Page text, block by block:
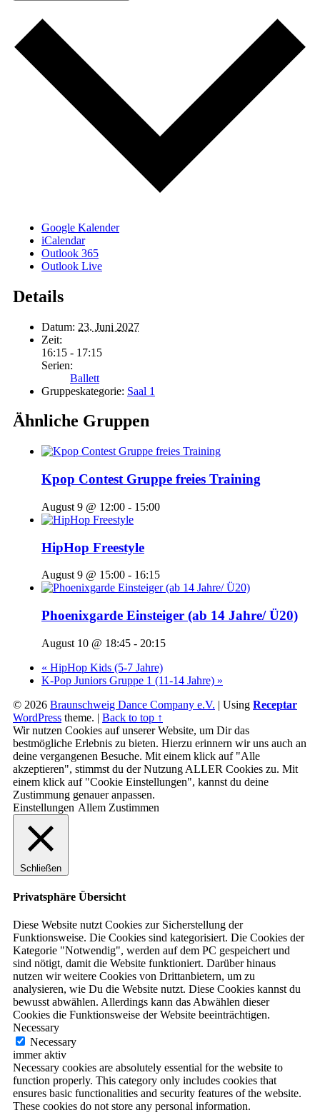
Google Kalender
iCalendar
Outlook 365
Outlook Live
Details
Datum: 23. Juni 2027
Zeit:
16:15 - 17:15
Serien:
Ballett
Gruppeskategorie: Saal 1
Ähnliche Gruppen
Kpop Contest Gruppe freies Training
August 9 @ 12:00 - 15:00
HipHop Freestyle
August 9 @ 15:00 - 16:15
Phoenixgarde Einsteiger (ab 14 Jahre/ Ü20)
August 10 @ 18:45 - 20:15
« HipHop Kids (5-7 Jahre)
K-Pop Juniors Gruppe 1 (11-14 Jahre) »
© 2026 Braunschweig Dance Company e.V. | Using Receptar
WordPress theme. | Back to top ↑
Wir nutzen Cookies auf unserer Website, um Dir das
bestmögliche Erlebnis zu bieten. Hierzu erinnern wir uns auch an
deine vergangenen Besuche. Mit einem klick auf "Alle
akzeptieren", stimmst du der Nutzung ALLER Cookies zu. Mit
einem klick auf "Cookie Einstellungen", kannst du deine
Zustimmung genauer anpassen.
Einstellungen Allem Zustimmen
Schließen
Privatsphäre Übersicht
Diese Website nutzt Cookies zur Sicherstellung der
Funktionsweise. Die Cookies sind kategorisiert. Die Cookies der
Kategorie "Notwendig", werden auf dem PC gespeichert und
sind nötigt, damit die Website funktioniert. Darüber hinaus
nutzen wir weitere Cookies von Drittanbietern, um zu
analysieren, wie Du die Website nutzt. Diese Cookies kannst du
bewusst abwählen. Allerdings kann das Abwählen dieser
Cookies die Funktionsweise der Website beeinträchtigen.
Necessary
Necessary
immer aktiv
Necessary cookies are absolutely essential for the website to
function properly. This category only includes cookies that
ensures basic functionalities and security features of the website.
These cookies do not store any personal information.